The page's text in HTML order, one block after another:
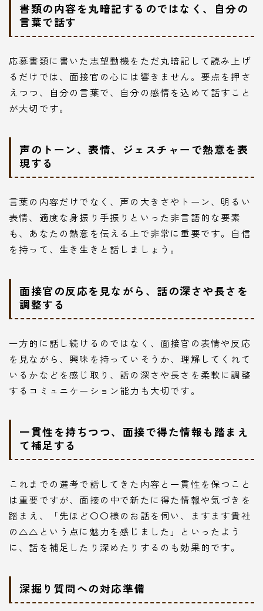
書類の内容を丸暗記するのではなく、自分の
言葉で話す
応募書類に書いた志望動機をただ丸暗記して読み上げ
るだけでは、面接官の心には響きません。要点を押さ
えつつ、自分の言葉で、自分の感情を込めて話すこと
が大切です。
声のトーン、表情、ジェスチャーで熱意を表
現する
言葉の内容だけでなく、声の大きさやトーン、明るい
表情、適度な身振り手振りといった非言語的な要素
も、あなたの熱意を伝える上で非常に重要です。自信
を持って、生き生きと話しましょう。
面接官の反応を見ながら、話の深さや長さを
調整する
一方的に話し続けるのではなく、面接官の表情や反応
を見ながら、興味を持っていそうか、理解してくれて
いるかなどを感じ取り、話の深さや長さを柔軟に調整
するコミュニケーション能力も大切です。
一貫性を持ちつつ、面接で得た情報も踏まえ
て補足する
これまでの選考で話してきた内容と一貫性を保つこと
は重要ですが、面接の中で新たに得た情報や気づきを
踏まえ、「先ほど〇〇様のお話を伺い、ますます貴社
の△△という点に魅力を感じました」といったよう
に、話を補足したり深めたりするのも効果的です。
深掘り質問への対応準備